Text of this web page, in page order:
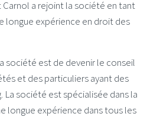
Carnol a rejoint la société en tant
longue expérience en droit des
société est de devenir le conseil
et des particuliers ayant des
La société est spécialisée dans la
longue expérience dans tous les